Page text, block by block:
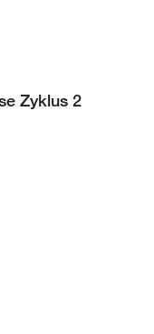
Zyklus 2